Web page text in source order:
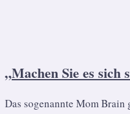
„Machen Sie es sich
Das sogenannte Mom